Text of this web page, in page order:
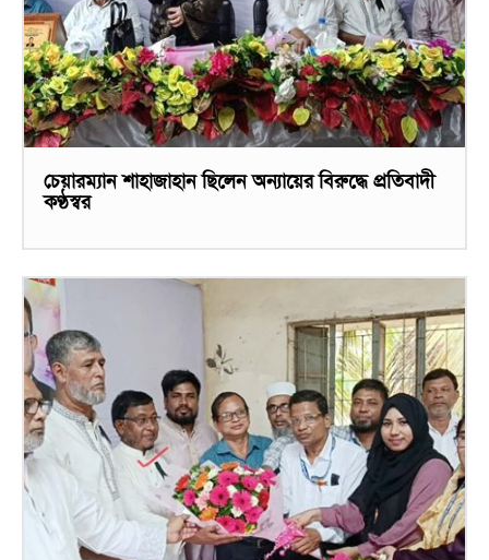
চেয়ারম্যান শাহাজাহান ছিলেন অন্যায়ের বিরুদ্ধে প্রতিবাদী
কণ্ঠস্বর